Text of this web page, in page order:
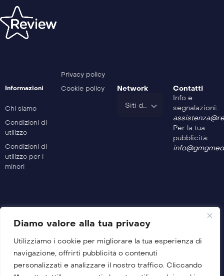
Diamo valore alla tua privacy
Utilizziamo i cookie per migliorare la tua esperienza di
navigazione, offrirti pubblicità o contenuti
personalizzati e analizzare il nostro traffico. Cliccando
Informazioni
Chi siamo
Condizioni di
utilizzo
Condizioni di
utilizzo per i
minori
Privacy policy
Cookie policy
Network
Siti del Gruppo
Contatti
Info e
segnalazioni:
Per la tua
pubblicità:
© 2026 GMG Media Company Di Mossutti Gianluca
Sede legale: Corso Umberto Maddalena 25 – Cap 83030 –
Venticano (AV)